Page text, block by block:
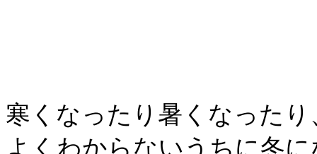
寒くなったり暑くなったり
よくわからないうちに冬